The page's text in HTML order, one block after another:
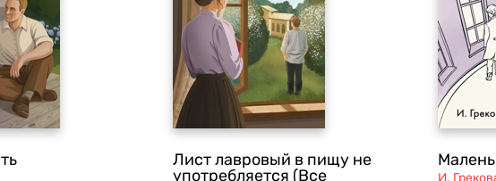
Лист лавровый в пищу не
употребляется (Все
И.